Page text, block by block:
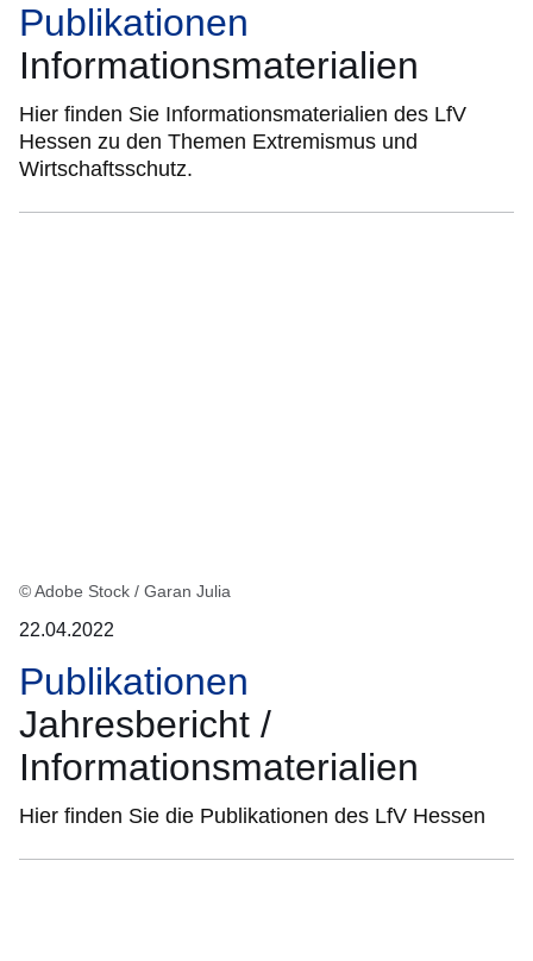
Publikationen
Informationsmaterialien
Hier finden Sie Informationsmaterialien des LfV
Hessen zu den Themen Extremismus und
Wirtschaftsschutz.
© Adobe Stock / Garan Julia
22.04.2022
Publikationen
Jahresbericht /
Informationsmaterialien
Hier finden Sie die Publikationen des LfV Hessen